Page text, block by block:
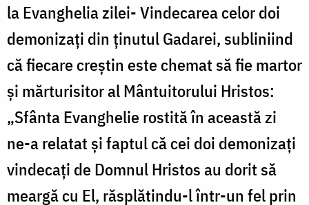
la Evanghelia zilei- Vindecarea celor doi
demonizați din ținutul Gadarei, subliniind
că fiecare creștin este chemat să fie martor
și mărturisitor al Mântuitorului Hristos:
„Sfânta Evanghelie rostită în această zi
ne-a relatat și faptul că cei doi demonizați
vindecați de Domnul Hristos au dorit să
meargă cu El, răsplătindu-l într-un fel prin